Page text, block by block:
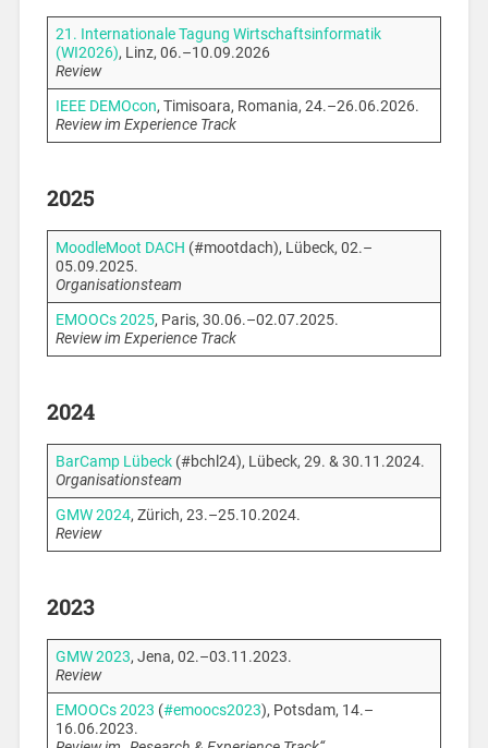
21. Internationale Tagung Wirtschaftsinformatik
(WI2026), Linz, 06.–10.09.2026
Review
IEEE DEMOcon, Timisoara, Romania, 24.–26.06.2026.
Review im Experience Track
2025
MoodleMoot DACH (#mootdach), Lübeck, 02.–
05.09.2025.
Organisationsteam
EMOOCs 2025, Paris, 30.06.–02.07.2025.
Review im Experience Track
2024
BarCamp Lübeck(#bchl24), Lübeck, 29. & 30.11.2024.
Organisationsteam
GMW 2024, Zürich, 23.–25.10.2024.
Review
2023
GMW 2023, Jena, 02.–03.11.2023.
Review
EMOOCs 2023 (#emoocs2023), Potsdam, 14.–
16.06.2023.